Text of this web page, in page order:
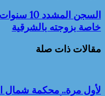
السجن
خاصة بزوجته بالشرقية
مقالات ذات صلة